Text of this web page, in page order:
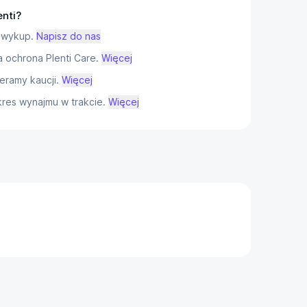
Napisz do nas
ochrona Plenti Care. Więcej
kaucji. Więcej
wynajmu w trakcie. Więcej